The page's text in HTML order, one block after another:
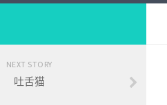
NEXT STORY
吐舌猫